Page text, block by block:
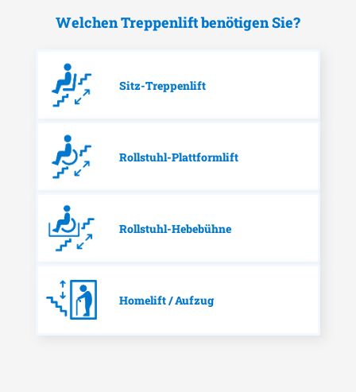
Welchen Treppenlift benötigen Sie?
Sitz-Treppenlift
Rollstuhl-Plattformlift
Rollstuhl-Hebebühne
Homelift / Aufzug